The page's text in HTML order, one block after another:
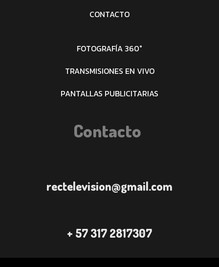
CONTACTO
FOTOGRAFÍA 360°
TRANSMISIONES EN VIVO
PANTALLAS PUBLICITARIAS
Contacto
rectelevision@gmail.com
+ 57 317 2817307